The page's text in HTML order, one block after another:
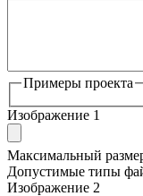
Примеры проекта
Изображение 1
Максимальный
Допустимые типы
Изображение 2